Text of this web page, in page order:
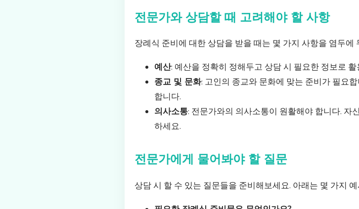
전문가와 상담할 때 고려해야 할 사항
장례식 준비에 대한 상담을 받을 때는 몇 가지 사항을 염두에
예산: 예산을 정확히 정해두고 상담 시 필요한 정보로 활
종교 및 문화: 고인의 종교와 문화에 맞는 준비가 필요
합니다.
의사소통: 전문가와의 의사소통이 원활해야 합니다. 자
하세요.
전문가에게 물어봐야 할 질문
상담 시 할 수 있는 질문들을 준비해보세요. 아래는 몇 가지